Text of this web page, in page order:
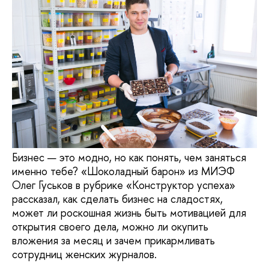
Бизнес — это модно, но как понять, чем заняться
именно тебе? «Шоколадный барон» из МИЭФ
Олег Гуськов в рубрике «Конструктор успеха»
рассказал, как сделать бизнес на сладостях,
может ли роскошная жизнь быть мотивацией для
открытия своего дела, можно ли окупить
вложения за месяц и зачем прикармливать
сотрудниц женских журналов.